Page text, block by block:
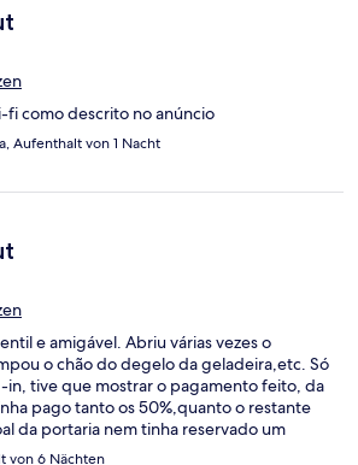
fi como descrito no anúncio
Aufenthalt von 1 Nacht
e amigável. Abriu várias vezes o
o chão do degelo da geladeira,etc. Só
in, tive que mostrar o pagamento feito, da
pago tanto os 50%,quanto o restante
da portaria nem tinha reservado um
von 6 Nächten